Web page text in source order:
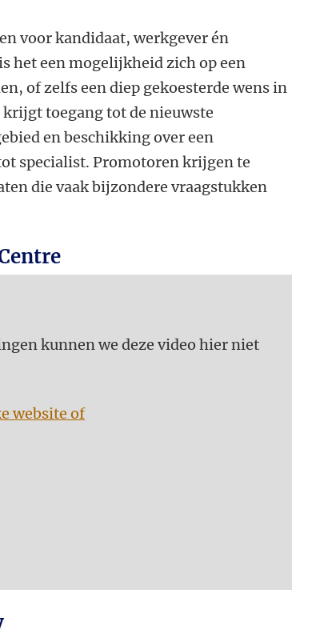
voor kandidaat, werkgever én
het een mogelijkheid zich op een
of zelfs een diep gekoesterde wens in
toegang tot de nieuwste
en beschikking over een
specialist. Promotoren krijgen te
die vaak bijzondere vraagstukken
kunnen we deze video hier niet
website of